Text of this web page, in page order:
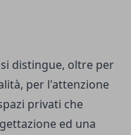
distingue, oltre per
per l'attenzione
privati che
ed una